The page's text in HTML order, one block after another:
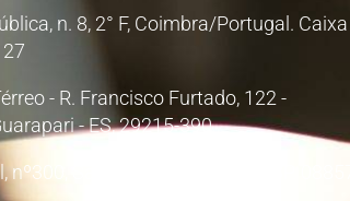
n. 8, 2° F, Coimbra/Portugal. Caixa
- R. Francisco Furtado, 122 -
- ES, 29215-390
nº300, Sala 1. Poá, São Paulo/SP. 08857-